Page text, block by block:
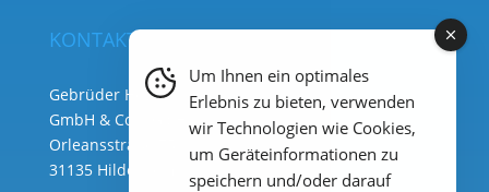
KONTAKT
Gebrüder Heyl Analysentechnik
GmbH & Co. KG ( Hauptsitz )
Orleansstraße 75b
31135 Hildesheim
Um Ihnen ein optimales
Erlebnis zu bieten, verwenden
wir Technologien wie Cookies,
um Geräteinformationen zu
speichern und/oder darauf